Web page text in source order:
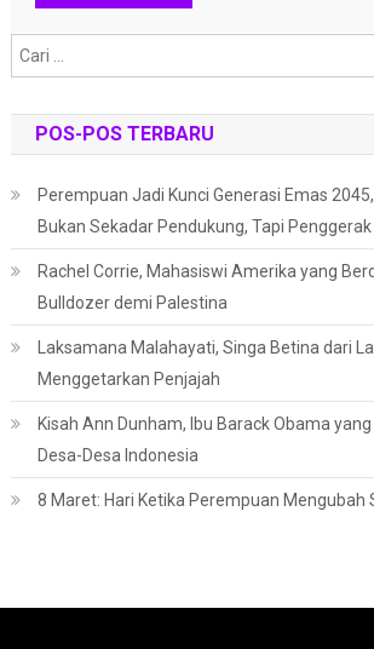
POS-POS TERBARU
Perempuan Jadi Kunci Generasi Emas
Bukan Sekadar Pendukung, Tapi
Rachel Corrie, Mahasiswi Amerika yang
Bulldozer demi Palestina
Laksamana Malahayati, Singa Betina dari
Menggetarkan Penjajah
Kisah Ann Dunham, Ibu Barack Obama
Desa-Desa Indonesia
8 Maret: Hari Ketika Perempuan Mengubah